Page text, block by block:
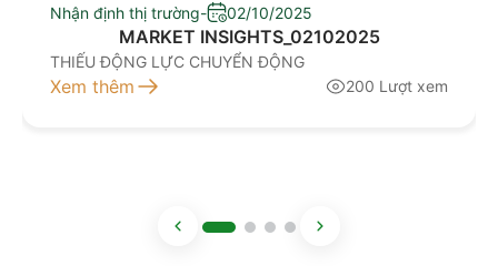
Nhận định thị trường- 02/10/2025
MARKET INSIGHTS_02102025
THIẾU ĐỘNG LỰC CHUYỂN ĐỘNG
Xem thêm 200 Lượt xem